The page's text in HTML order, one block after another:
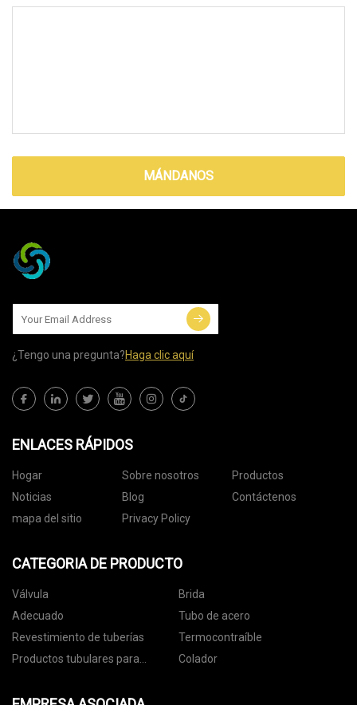
MÁNDANOS
¿Tengo una pregunta?Haga clic aquí
ENLACES RÁPIDOS
Hogar Sobre nosotros
Productos
Noticias
Blog
Contáctenos
mapa del sitio
Privacy Policy
CATEGORIA DE PRODUCTO
Válvula
Brida
Adecuado
Tubo de acero
Revestimiento de tuberías
Termocontraíble
Productos tubulares para
Colador